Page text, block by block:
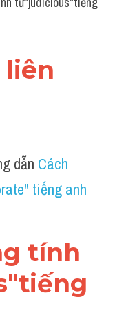
liên
dẫn Cách
tiếng anh
tính